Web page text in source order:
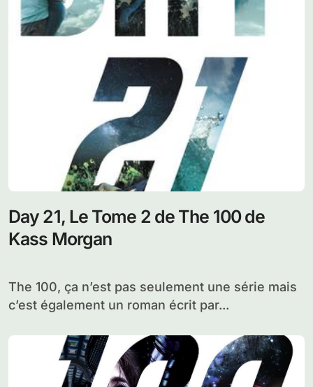
Day 21, Le Tome 2 de The 100 de
Kass Morgan
The 100, ça n’est pas seulement une série mais
c’est également un roman écrit par...